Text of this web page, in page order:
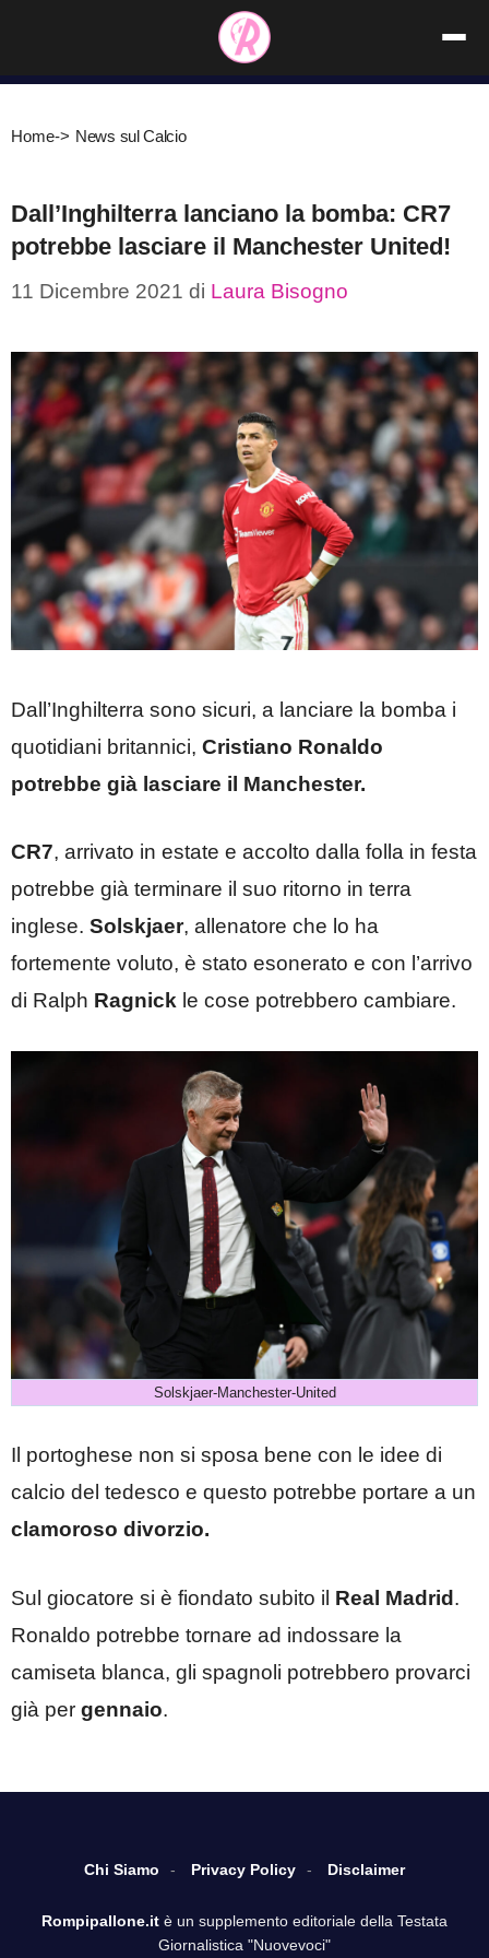
contenuto
Home-> News sul Calcio
Dall’Inghilterra lanciano la bomba: CR7
potrebbe lasciare il Manchester United!
11 Dicembre 2021 di Laura Bisogno
Dall’Inghilterra sono sicuri, a lanciare la bomba i
quotidiani britannici, Cristiano Ronaldo
potrebbe già lasciare il Manchester.
CR7, arrivato in estate e accolto dalla folla in festa
potrebbe già terminare il suo ritorno in terra
inglese. Solskjaer, allenatore che lo ha
fortemente voluto, è stato esonerato e con l’arrivo
di Ralph Ragnick le cose potrebbero cambiare.
Solskjaer-Manchester-United
Il portoghese non si sposa bene con le idee di
calcio del tedesco e questo potrebbe portare a un
clamoroso divorzio.
Sul giocatore si è fiondato subito il Real Madrid .
Ronaldo potrebbe tornare ad indossare la
camiseta blanca, gli spagnoli potrebbero provarci
già per gennaio.
Chi Siamo Privacy Policy Disclaimer
Rompipallone.it è un supplemento editoriale della Testata
Giornalistica "Nuovevoci"